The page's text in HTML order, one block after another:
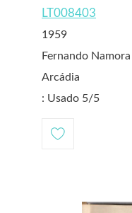
LT008403
1959
Fernando Namora
Arcádia
: Usado 5/5